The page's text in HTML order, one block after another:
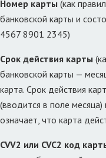
Номер карты (как
банковской карты и
4567 8901 2345)
Срок действия карты
банковской карты —
карта. Срок действия
(вводится в поле
означает, что карта
CVV2 или CVC2 код